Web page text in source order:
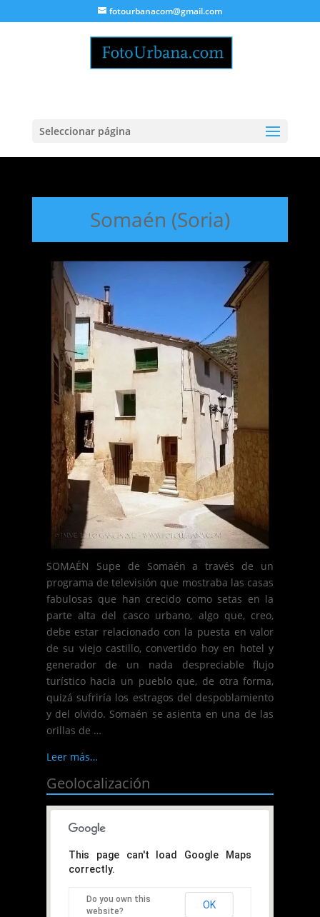
fotourbanacom@gmail.com
Seleccionar página
Somaén (Soria)
SOMAÉN Supe de Somaén a través de un
programa de televisión que mostraba las casas
fabulosas que han crecido como setas en la
parte alta del casco urbano, algo que, creo,
debe estar relacionado con la puesta en valor
de su viejo castillo, convertido hoy en hotel y
generador de un nada despreciable flujo
turístico hacia un pueblo que, de otra forma,
quizá sufriría los estragos del despoblamiento
y del olvido. Somaén se asienta en una de las
orillas de …
Leer más…
Geolocalización
This page can't load Google Maps
correctly.
Do you own this
website?
OK